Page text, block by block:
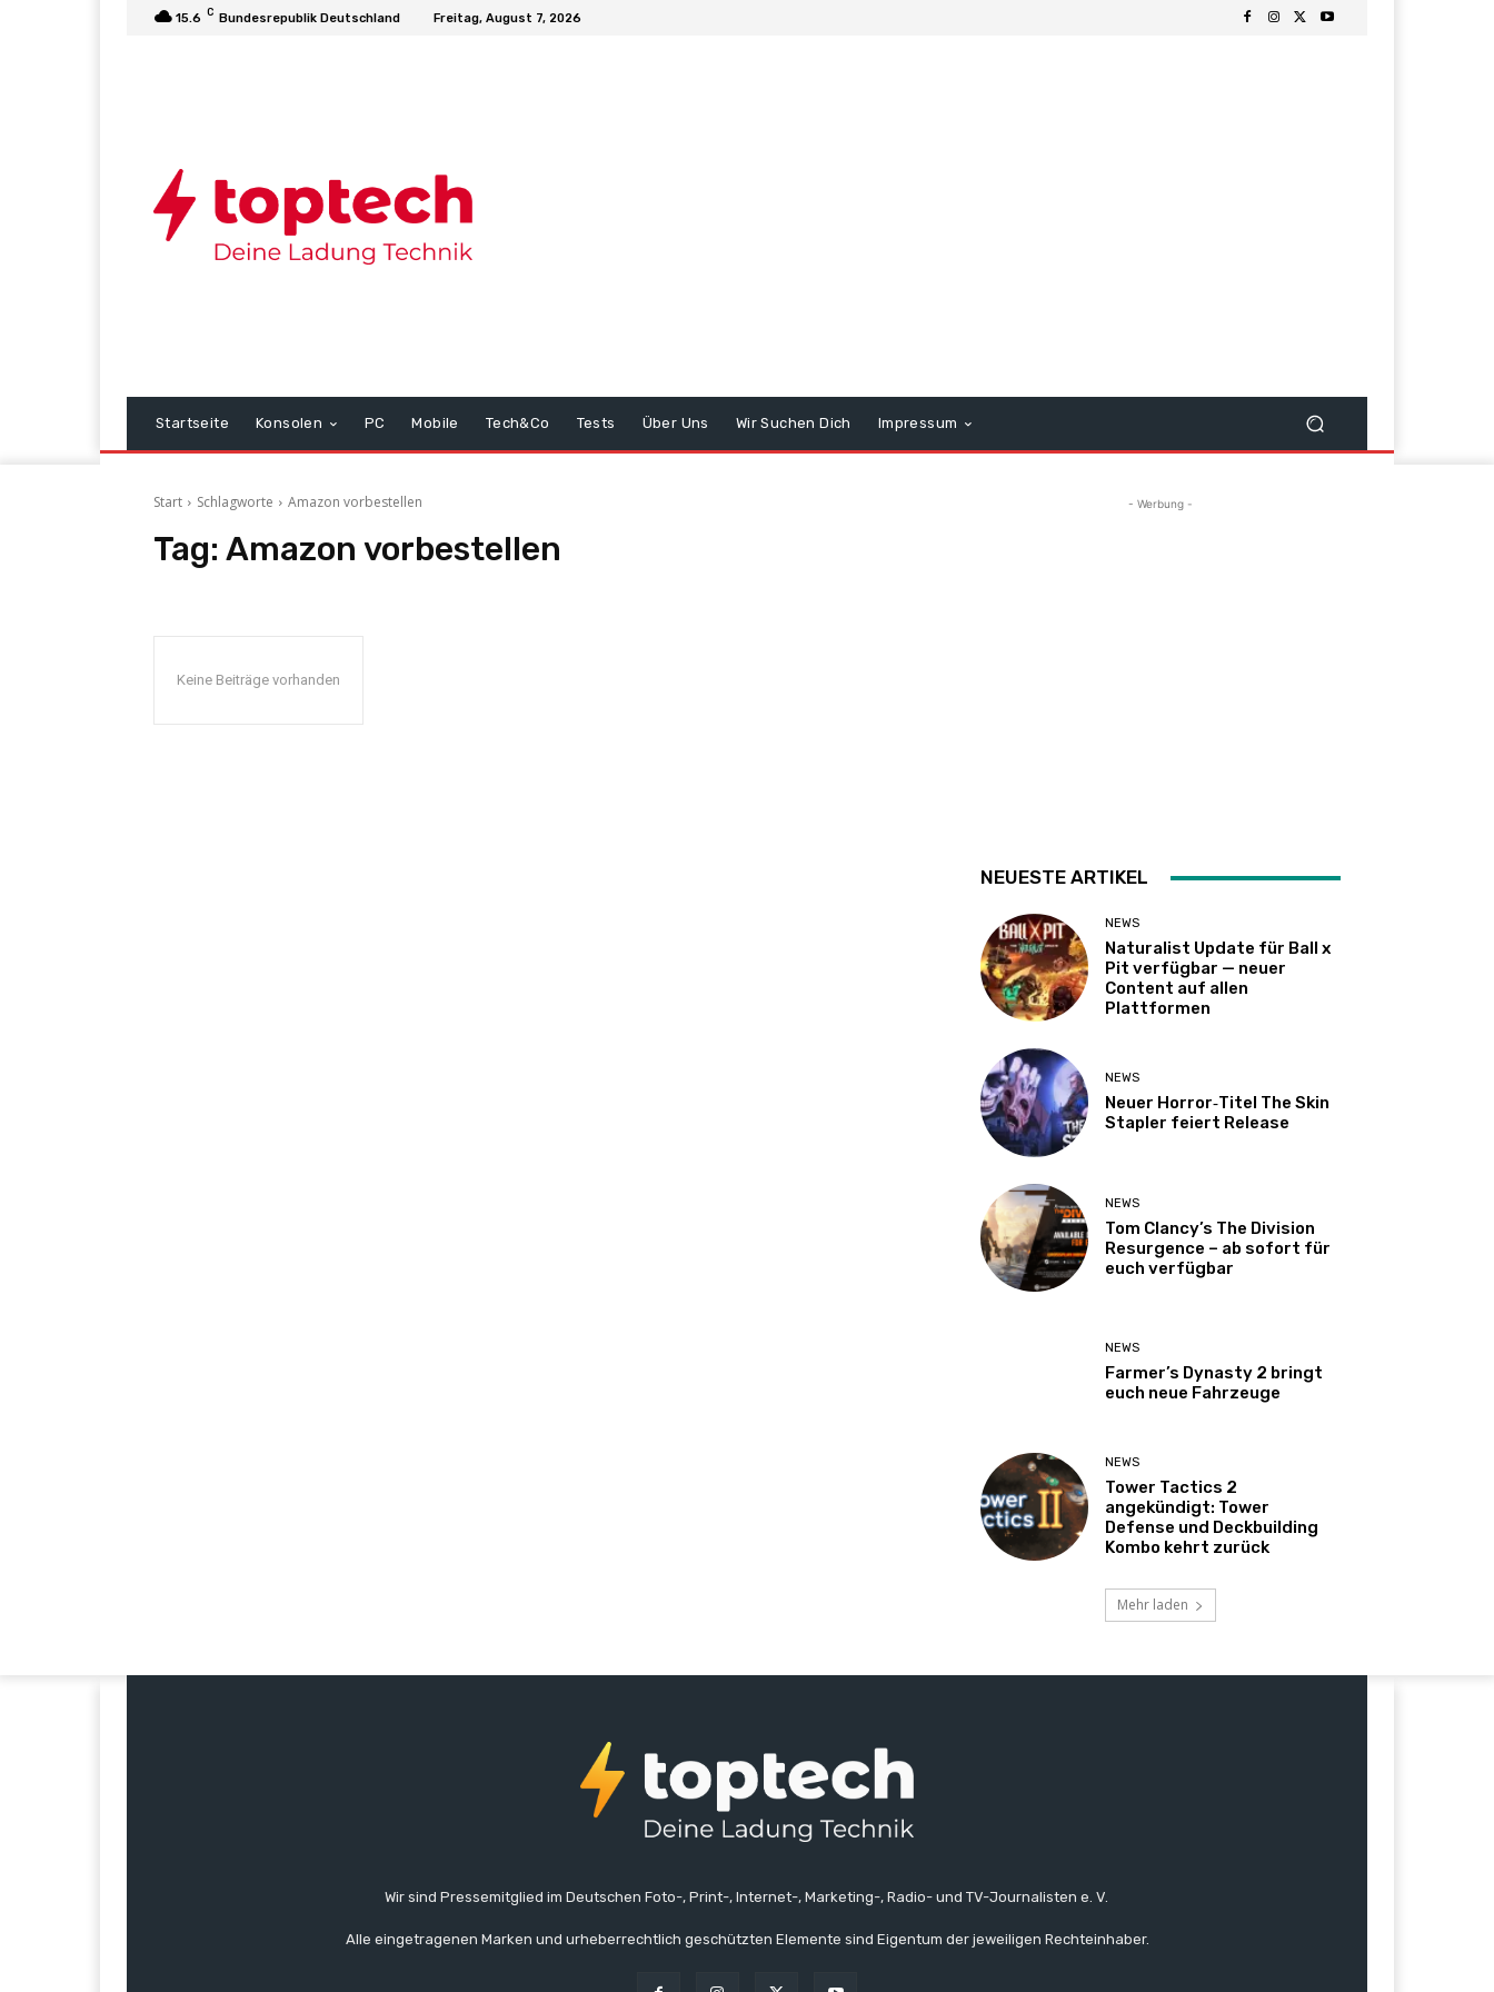
15.6 C Bundesrepublik Deutschland Freitag, August 7, 2026
Startseite Konsolen PC Mobile Tech&Co Tests Über Uns Wir Suchen Dich Impressum
Start Schlagworte Amazon vorbestellen
Tag: Amazon vorbestellen
Keine Beiträge vorhanden
- Werbung -
NEUESTE ARTIKEL
NEWS
Naturalist Update für Ball x
Pit verfügbar — neuer
Content auf allen
Plattformen
NEWS
Neuer Horror‑Titel The Skin
Stapler feiert Release
NEWS
Tom Clancy’s The Division
Resurgence – ab sofort für
euch verfügbar
NEWS
Farmer’s Dynasty 2 bringt
euch neue Fahrzeuge
NEWS
Tower Tactics 2
angekündigt: Tower
Defense und Deckbuilding
Kombo kehrt zurück
Mehr laden
Wir sind Pressemitglied im Deutschen Foto-, Print-, Internet-, Marketing-, Radio- und TV-Journalisten e. V.
Alle eingetragenen Marken und urheberrechtlich geschützten Elemente sind Eigentum der jeweiligen Rechteinhaber.